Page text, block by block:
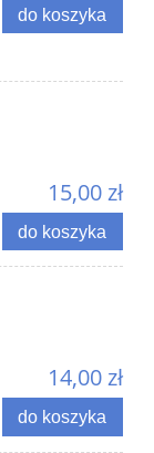
do koszyka
15,00 zł
do koszyka
14,00 zł
do koszyka